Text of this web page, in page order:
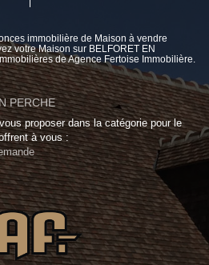
immobilière de Maison à vendre
votre Maison sur BELFORET EN
de Agence Fertoise Immobilière.
PERCHE
proposer dans la catégorie pour le
à vous :